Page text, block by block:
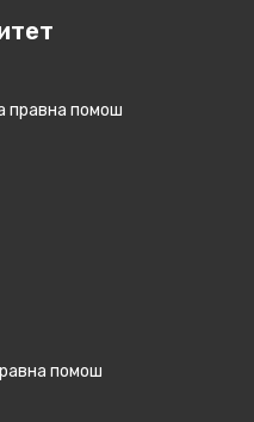
правна помош
помош